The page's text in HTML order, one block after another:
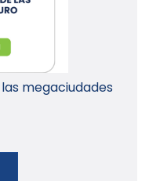
megaciudades